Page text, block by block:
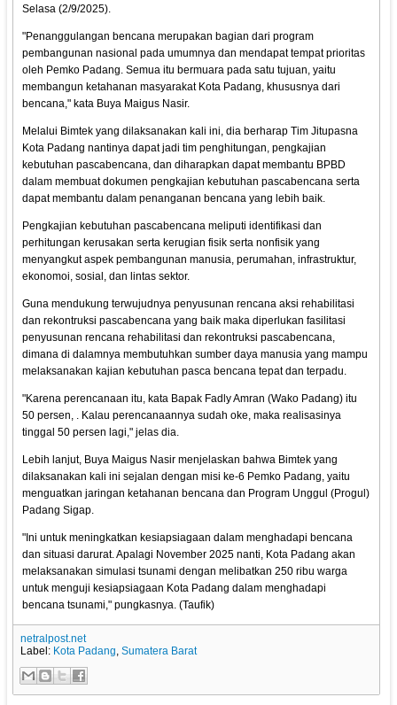
Selasa (2/9/2025).
"Penanggulangan bencana merupakan bagian dari program
pembangunan nasional pada umumnya dan mendapat tempat prioritas
oleh Pemko Padang. Semua itu bermuara pada satu tujuan, yaitu
membangun ketahanan masyarakat Kota Padang, khususnya dari
bencana," kata Buya Maigus Nasir.
Melalui Bimtek yang dilaksanakan kali ini, dia berharap Tim Jitupasna
Kota Padang nantinya dapat jadi tim penghitungan, pengkajian
kebutuhan pascabencana, dan diharapkan dapat membantu BPBD
dalam membuat dokumen pengkajian kebutuhan pascabencana serta
dapat membantu dalam penanganan bencana yang lebih baik.
Pengkajian kebutuhan pascabencana meliputi identifikasi dan
perhitungan kerusakan serta kerugian fisik serta nonfisik yang
menyangkut aspek pembangunan manusia, perumahan, infrastruktur,
ekonomoi, sosial, dan lintas sektor.
Guna mendukung terwujudnya penyusunan rencana aksi rehabilitasi
dan rekontruksi pascabencana yang baik maka diperlukan fasilitasi
penyusunan rencana rehabilitasi dan rekontruksi pascabencana,
dimana di dalamnya membutuhkan sumber daya manusia yang mampu
melaksanakan kajian kebutuhan pasca bencana tepat dan terpadu.
"Karena perencanaan itu, kata Bapak Fadly Amran (Wako Padang) itu
50 persen, . Kalau perencanaannya sudah oke, maka realisasinya
tinggal 50 persen lagi," jelas dia.
Lebih lanjut, Buya Maigus Nasir menjelaskan bahwa Bimtek yang
dilaksanakan kali ini sejalan dengan misi ke-6 Pemko Padang, yaitu
menguatkan jaringan ketahanan bencana dan Program Unggul (Progul)
Padang Sigap.
"Ini untuk meningkatkan kesiapsiagaan dalam menghadapi bencana
dan situasi darurat. Apalagi November 2025 nanti, Kota Padang akan
melaksanakan simulasi tsunami dengan melibatkan 250 ribu warga
untuk menguji kesiapsiagaan Kota Padang dalam menghadapi
bencana tsunami," pungkasnya. (Taufik)
netralpost.net
Label: Kota Padang,Sumatera Barat